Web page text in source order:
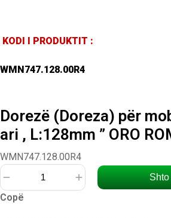
KODI I PRODUKTIT :
WMN747.128.00R4
Dorezë (Doreza) për
ari , L:128mm ” ORO
WMN747.128.00R4
Dorezë
Copë